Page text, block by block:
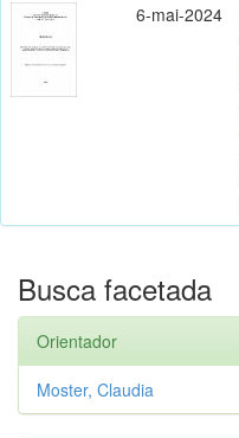
6-mai-2024
Busca facetada
Orientador
Moster, Claudia